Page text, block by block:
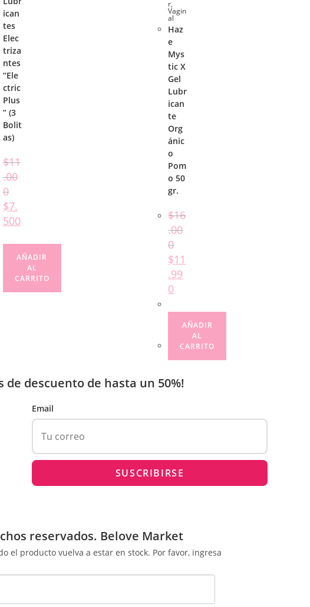
ican
tes
Elec
triza
ntes
“Ele
ctric
Plus
” (3
Bolit
as)
$11
.00
0
$7.
500
AÑADIR
AL
CARRITO
r,
Vagin
al
Haz
e
Mys
tic X
Gel
Lubr
ican
te
Org
ánic
o
Pom
o 50
gr.
$16
.00
0
$11
.99
0
AÑADIR
AL
CARRITO
descuento de hasta un 50%!
Email
reservados. Belove Market
el producto vuelva a estar en stock. Por favor, ingresa